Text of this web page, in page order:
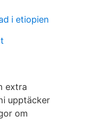
i etiopien
extra
upptäcker
om